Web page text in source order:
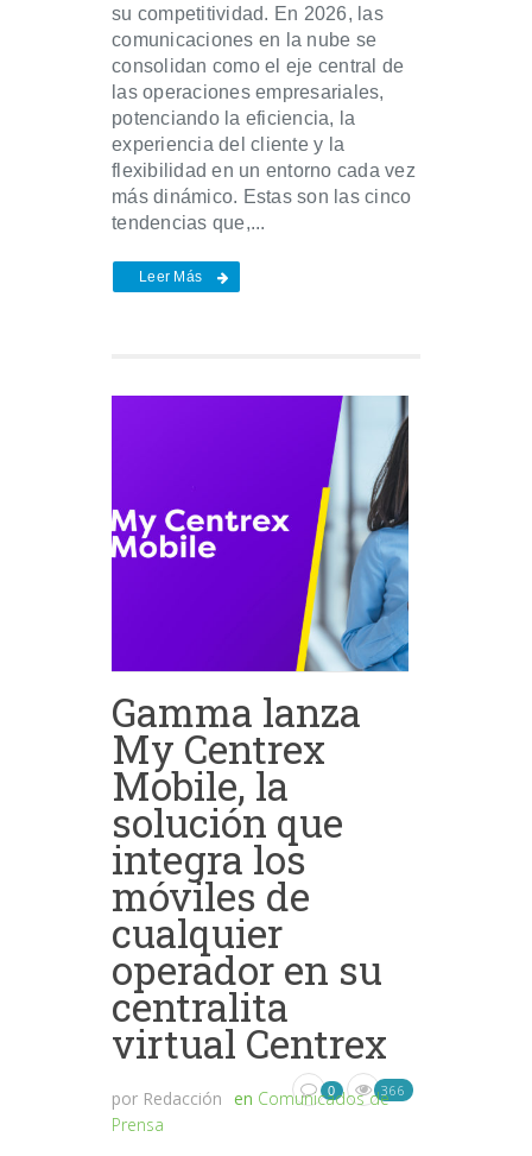
su competitividad. En 2026, las
comunicaciones en la nube se
consolidan como el eje central de
las operaciones empresariales,
potenciando la eficiencia, la
experiencia del cliente y la
flexibilidad en un entorno cada vez
más dinámico. Estas son las cinco
tendencias que,...
Leer Más
Gamma lanza
My Centrex
Mobile, la
solución que
integra los
móviles de
cualquier
operador en su
centralita
virtual Centrex
por Redacción en Comunicados de
Prensa
0 366